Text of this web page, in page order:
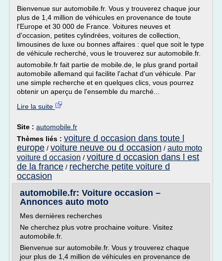
Bienvenue sur automobile.fr. Vous y trouverez chaque jour
plus de 1,4 million de véhicules en provenance de toute
l'Europe et 30 000 de France. Voitures neuves et
d'occasion, petites cylindrées, voitures de collection,
limousines de luxe ou bonnes affaires : quel que soit le type
de véhicule recherché, vous le trouverez sur automobile.fr.
automobile.fr fait partie de mobile.de, le plus grand portail
automobile allemand qui facilite l'achat d'un véhicule. Par
une simple recherche et en quelques clics, vous pourrez
obtenir un aperçu de l'ensemble du marché...
Lire la suite
Site : automobile.fr
Thèmes liés : voiture d occasion dans toute l
europe / voiture neuve ou d occasion / auto moto
voiture d occasion / voiture d occasion dans l est
de la france / recherche petite voiture d
occasion
automobile.fr: Voiture occasion –
Annonces auto moto
Mes dernières recherches
Ne cherchez plus votre prochaine voiture. Visitez
automobile.fr.
Bienvenue sur automobile.fr. Vous y trouverez chaque
jour plus de 1,4 million de véhicules en provenance de